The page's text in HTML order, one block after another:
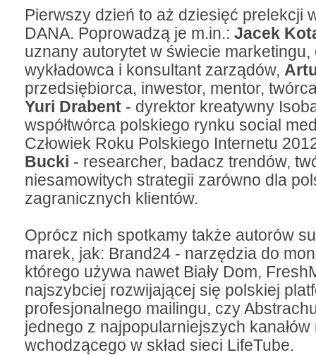
Pierwszy dzień to aż dziesięć prelekcji
DANA. Poprowadzą je m.in.: Jacek
uznany autorytet w świecie marketingu,
wykładowca i konsultant zarządów,
przedsiębiorca, inwestor, mentor,
Yuri Drabent - dyrektor kreatywny
współtwórca polskiego rynku social
Człowiek Roku Polskiego Internetu
Bucki - researcher, badacz trendów,
niesamowitych strategii zarówno dla
zagranicznych klientów.
Oprócz nich spotkamy także autorów
marek, jak: Brand24 - narzędzia do
którego używa nawet Biały Dom,
najszybciej rozwijającej się polskiej
profesjonalnego mailingu, czy
jednego z najpopularniejszych kanałów
wchodzącego w skład sieci LifeTube.